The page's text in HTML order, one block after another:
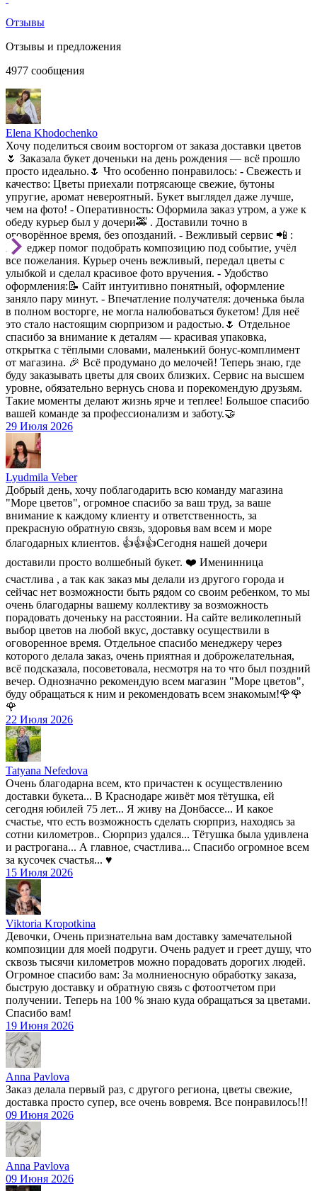
Отзывы
Отзывы и предложения
4977 сообщения
Elena Khodochenko
Хочу поделиться своим восторгом от заказа доставки цветов
🌷 Заказала букет доченьки на день рождения — всё прошло
просто идеально.🌷 Что особенно понравилось: - Свежесть и
качество: Цветы приехали потрясающе свежие, бутоны
упругие, аромат невероятный. Букет выглядел даже лучше,
чем на фото! - Оперативность: Оформила заказ утром, а уже к
обеду курьер был у дочери🚕 . Доставили точно в
оговорённое время, без опозданий. - Вежливый сервис 📲 :
Менеджер помог подобрать композицию под событие, учёл
все пожелания. Курьер очень вежливый, передал цветы с
улыбкой и сделал красивое фото вручения. - Удобство
оформления:📝 Сайт интуитивно понятный, оформление
заняло пару минут. - Впечатление получателя: доченька была
в полном восторге, не могла налюбоваться букетом! Для неё
это стало настоящим сюрпризом и радостью.🌷 Отдельное
спасибо за внимание к деталям — красивая упаковка,
открытка с тёплыми словами, маленький бонус-комплимент
от магазина. 🎉 Всё продумано до мелочей! Теперь знаю, где
буду заказывать цветы для своих близких. Сервис на высшем
уровне, обязательно вернусь снова и порекомендую друзьям.
Такие моменты делают жизнь ярче и теплее! Большое спасибо
вашей команде за профессионализм и заботу.🤝
29 Июля 2026
Lyudmila Veber
Добрый день, хочу поблагодарить всю команду магазина
"Море цветов", огромное спасибо за ваш труд, за ваше
внимание к каждому клиенту и ответственность, за
прекрасную обратную связь, здоровья вам всем и море
благодарных клиентов. 👍👍👍Сегодня нашей дочери
доставили просто волшебный букет. ❤️ Именинница
счастлива , а так как заказ мы делали из другого города и
сейчас нет возможности быть рядом со своим ребенком, то мы
очень благодарны вашему коллективу за возможность
порадовать доченьку на расстоянии. На сайте великолепный
выбор цветов на любой вкус, доставку осуществили в
оговоренное время. Отдельное спасибо менеджеру через
которого делала заказ, очень приятная и доброжелательная,
всё подсказала, посоветовала, несмотря на то что был поздний
вечер. Однозначно рекомендую всем магазин "Море цветов",
буду обращаться к ним и рекомендовать всем знакомым!🌹🌹
🌹
22 Июля 2026
Tatyana Nefedova
Очень благодарна всем, кто причастен к осуществлению
доставки букета... В Краснодаре живёт моя тётушка, ей
сегодня юбилей 75 лет... Я живу на Донбассе... И какое
счастье, что есть возможность сделать сюрприз, находясь за
сотни километров.. Сюрприз удался... Тётушка была удивлена
и растрогана... А главное, счастлива... Спасибо огромное всем
за кусочек счастья... ♥️
15 Июля 2026
Viktoria Kropotkina
Девочки, Очень признательна вам доставку замечательной
композиции для моей подруги. Очень радует и греет душу, что
сквозь тысячи километров можно порадовать дорогих людей.
Огромное спасибо вам: За молниеносную обработку заказа,
быструю доставку и обратную связь с фотоотчетом при
получении. Теперь на 100 % знаю куда обращаться за цветами.
Спасибо вам!
19 Июня 2026
Anna Pavlova
Заказ делала первый раз, с другого региона, цветы свежие,
доставка просто супер, все очень вовремя. Все понравилось!!!
09 Июня 2026
Anna Pavlova
09 Июня 2026